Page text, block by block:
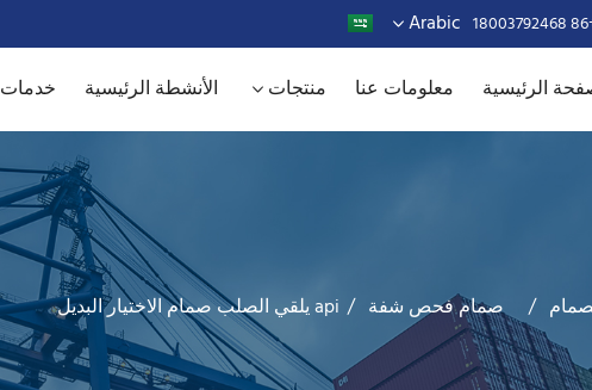
+86
Arabic
الرئيسية معلومات عنا منتجات الأنشطة الرئيسية خدمات
صمام فحص شفة api يلقي الصلب صمام الاختيار البديل